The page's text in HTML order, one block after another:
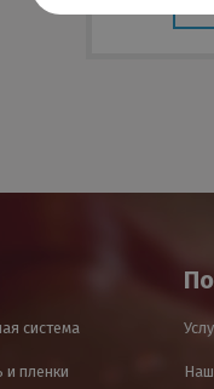
система
и пленки